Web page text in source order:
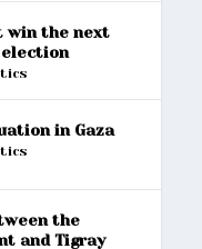
win the next
in Gaza
the
and Tigray